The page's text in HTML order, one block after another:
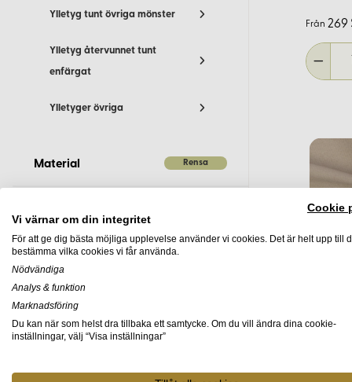
Draperier:Skapar en ombonad och ljuddämpande miljö.
Klädes naturliga egenskaper gör det till ett utmärkt val för
För att bevara klädets kvalitet och utseende rekommenderar
Tvätt:Vid behov, tvätta försiktigt för hand eller i maskin på
Torkning:
Vår expertis
Med över 30 års erfarenhet av tyger i naturmaterial och som
material till både privatpersoner och företag, med fokus på
Ylletyg tunt övriga mönster
Ylletyg återvunnet tunt
enfärgat
Ylletyger övriga
Material Rensa
Ull (52)
Färg
Från 269
Ylletyg
Cookie
Vi värnar om din integritet
För att ge dig bästa möjliga upplevelse använder vi cookies. Det är helt upp till
bestämma vilka cookies vi får använda.
Nödvändiga
Analys & funktion
Marknadsföring
Du kan när som helst dra tillbaka ett samtycke. Om du vill ändra dina cookie-
inställningar, välj “Visa inställningar”